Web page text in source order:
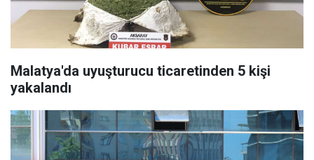
Malatya'da uyuşturucu ticaretinden 5 kişi
yakalandı